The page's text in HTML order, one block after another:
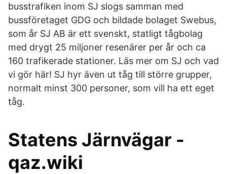
busstrafiken inom SJ slogs samman med
bussföretaget GDG och bildade bolaget Swebus,
som år SJ AB är ett svenskt, statligt tågbolag
med drygt 25 miljoner resenärer per år och ca
160 trafikerade stationer. Läs mer om SJ och vad
vi gör här! SJ hyr även ut tåg till större grupper,
normalt minst 300 personer, som vill ha ett eget
tåg.
Statens Järnvägar -
qaz.wiki